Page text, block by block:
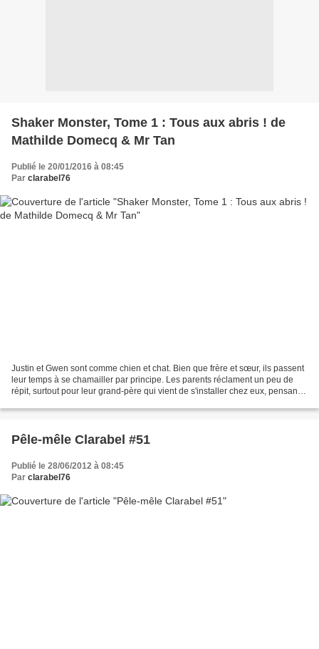
Shaker Monster, Tome 1 : Tous aux abris ! de
Mathilde Domecq & Mr Tan
Publié le 20/01/2016 à 08:45
Par clarabel76
Justin et Gwen sont comme chien et chat. Bien que frère et sœur, ils passent
leur temps à se chamailler par principe. Les parents réclament un peu de
répit, surtout pour leur grand-père qui vient de s'installer chez eux, pensant
Pêle-mêle Clarabel #51
Publié le 28/06/2012 à 08:45
Par clarabel76